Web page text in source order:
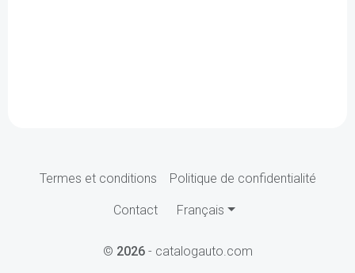
Termes et conditions Politique de confidentialité
Contact Français
© 2026- catalogauto.com